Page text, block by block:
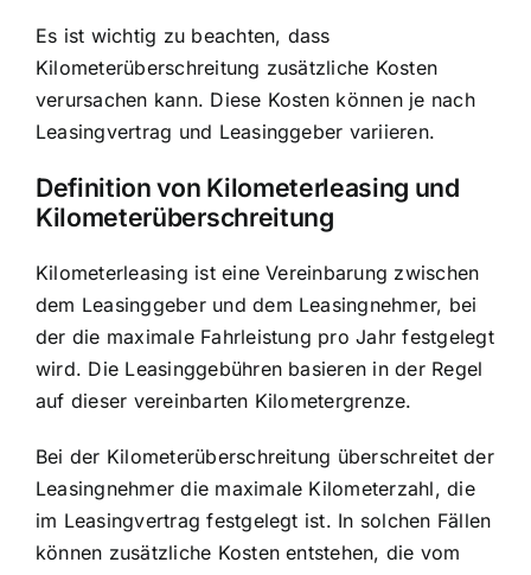
Es ist wichtig zu beachten, dass
Kilometerüberschreitung zusätzliche Kosten
verursachen kann. Diese Kosten können je nach
Leasingvertrag und Leasinggeber variieren.
Definition von Kilometerleasing und
Kilometerüberschreitung
Kilometerleasing ist eine Vereinbarung zwischen
dem Leasinggeber und dem Leasingnehmer, bei
der die maximale Fahrleistung pro Jahr festgelegt
wird. Die Leasinggebühren basieren in der Regel
auf dieser vereinbarten Kilometergrenze.
Bei der Kilometerüberschreitung überschreitet der
Leasingnehmer die maximale Kilometerzahl, die
im Leasingvertrag festgelegt ist. In solchen Fällen
können zusätzliche Kosten entstehen, die vom